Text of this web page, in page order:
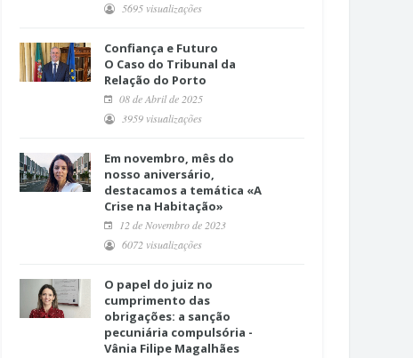
5695 visualizações
Confiança e Futuro
O Caso do Tribunal da
Relação do Porto
08 de Abril de 2025
3959 visualizações
Em novembro, mês do
nosso aniversário,
destacamos a temática «A
Crise na Habitação»
12 de Novembro de 2023
6072 visualizações
O papel do juiz no
cumprimento das
obrigações: a sanção
pecuniária compulsória -
Vânia Filipe Magalhães